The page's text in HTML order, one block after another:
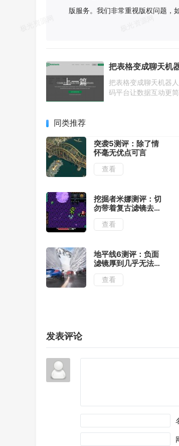
版服务。我们非常重视版权问题，
上一篇
把表格变成聊天机器
码平台让数据互动更
同类推荐
突袭5测评：除了情
怀毫无优点可言
查看
挖掘者米娜测评：切
勿带着复古滤镜去看
待
查看
地平线6测评：负面
滤镜厚到几乎无法忽
视
查看
发表评论